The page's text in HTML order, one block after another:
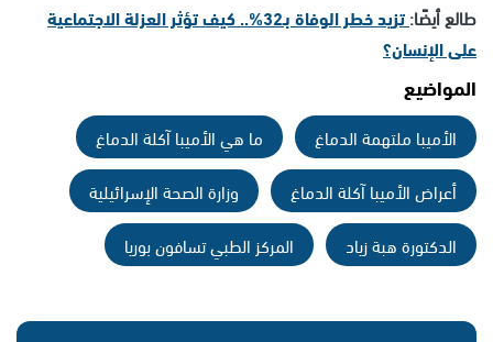
طالع أيضًا:
تزيد خطر الوفاة بـ32%.. كيف تؤثر العزلة الاجتماعية
على الإنسان؟
المواضيع
الأميبا ملتهمة الدماغ
ما هي الأميبا آكلة الدماغ
أعراض الأميبا آكلة الدماغ
وزارة الصحة الإسرائيلية
الدكتورة هبة زياد
المركز الطبي تسافون بوريا